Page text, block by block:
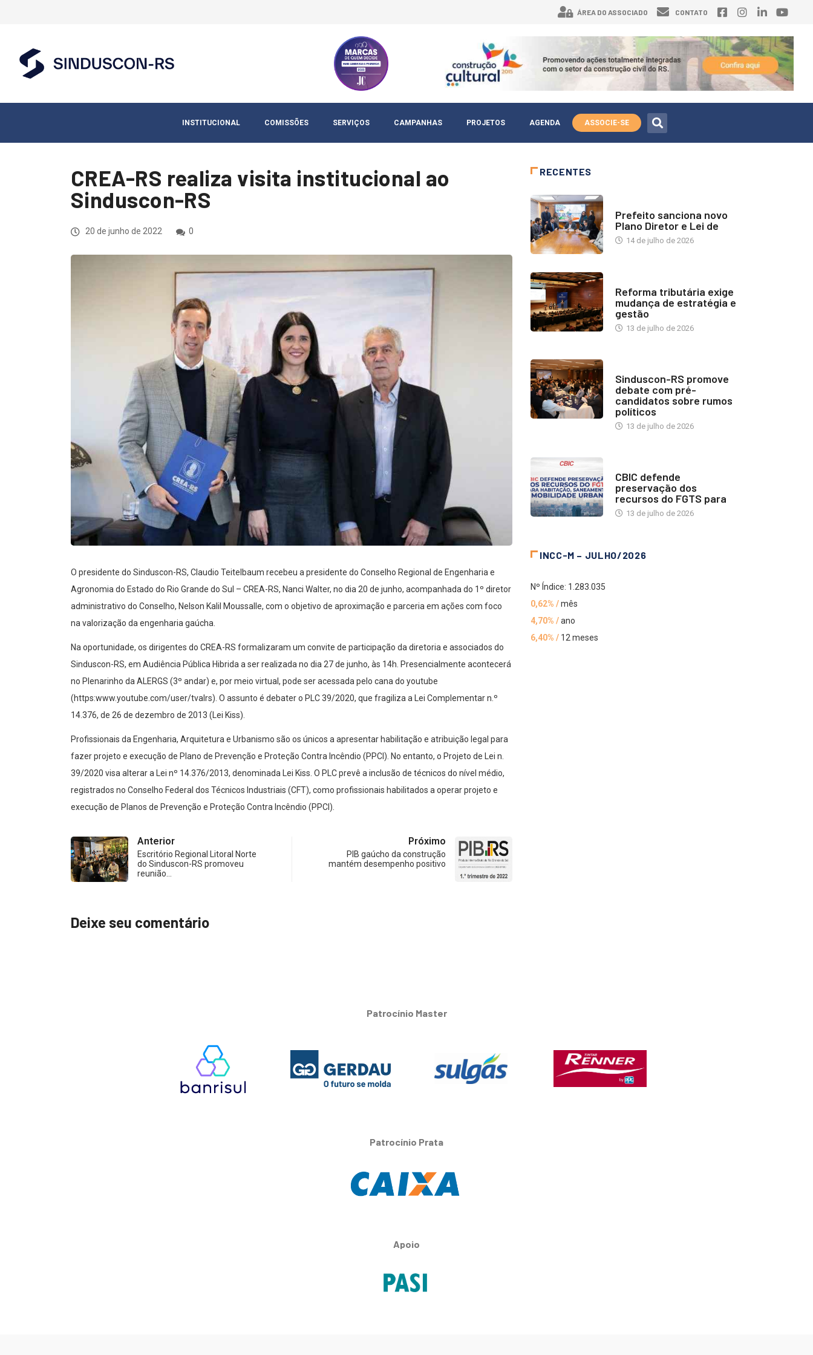
ÁREA DO ASSOCIADO CONTATO
INSTITUCIONAL COMISSÕES SERVIÇOS CAMPANHAS PROJETOS AGENDA ASSOCIE-SE
CREA-RS realiza visita institucional ao
Sinduscon-RS
20 de junho de 2022 0
O presidente do Sinduscon-RS, Claudio Teitelbaum recebeu a presidente do Conselho Regional de Engenharia e
Agronomia do Estado do Rio Grande do Sul – CREA-RS, Nanci Walter, no dia 20 de junho, acompanhada do 1º diretor
administrativo do Conselho, Nelson Kalil Moussalle, com o objetivo de aproximação e parceria em ações com foco
na valorização da engenharia gaúcha.
Na oportunidade, os dirigentes do CREA-RS formalizaram um convite de participação da diretoria e associados do
Sinduscon-RS, em Audiência Pública Hibrida a ser realizada no dia 27 de junho, às 14h. Presencialmente acontecerá
no Plenarinho da ALERGS (3º andar) e, por meio virtual, pode ser acessada pelo cana do youtube
(https:www.youtube.com/user/tvalrs). O assunto é debater o PLC 39/2020, que fragiliza a Lei Complementar n.º
14.376, de 26 de dezembro de 2013 (Lei Kiss).
Profissionais da Engenharia, Arquitetura e Urbanismo são os únicos a apresentar habilitação e atribuição legal para
fazer projeto e execução de Plano de Prevenção e Proteção Contra Incêndio (PPCI). No entanto, o Projeto de Lei n.
39/2020 visa alterar a Lei nº 14.376/2013, denominada Lei Kiss. O PLC prevê a inclusão de técnicos do nível médio,
registrados no Conselho Federal dos Técnicos Industriais (CFT), como profissionais habilitados a operar projeto e
execução de Planos de Prevenção e Proteção Contra Incêndio (PPCI).
Anterior
Escritório Regional Litoral Norte
do Sinduscon-RS promoveu
reunião…
Próximo
PIB gaúcho da construção
mantém desempenho positivo
Deixe seu comentário
RECENTES
Prefeito sanciona novo
Plano Diretor e Lei de
14 de julho de 2026
Reforma tributária exige
mudança de estratégia e
gestão
13 de julho de 2026
Sinduscon-RS promove
debate com pré-
candidatos sobre rumos
políticos
13 de julho de 2026
CBIC defende
preservação dos
recursos do FGTS para
13 de julho de 2026
INCC-M – JULHO/2026
Nº Índice: 1.283.035
0,62% /mês
4,70% /ano
6,40% / 12 meses
Patrocínio Master
Patrocínio Prata
Apoio